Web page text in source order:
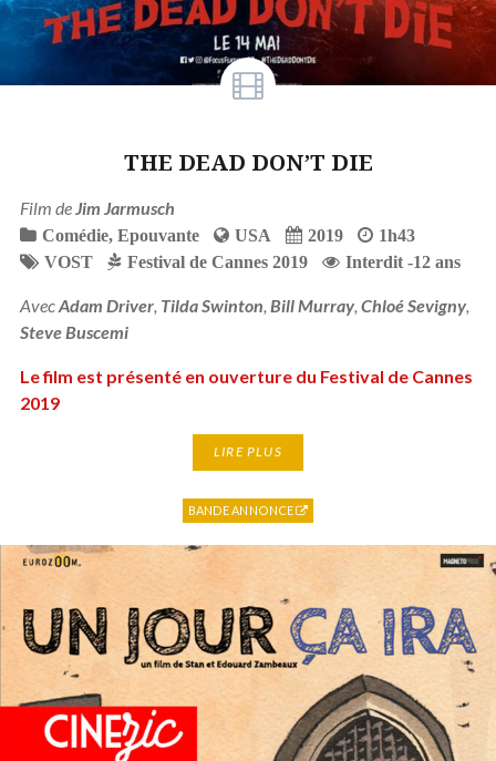
THE DEAD DON’T DIE
Film deJim Jarmusch
Comédie, Epouvante USA 2019
1h43
VOST
Festival de Cannes 2019 Interdit -12 ans
AvecAdam Driver, Tilda Swinton, Bill Murray, Chloé Sevigny,
Steve Buscemi
Le film est présenté en ouverture du Festival de Cannes
2019
LIRE PLUS
BANDE ANNONCE